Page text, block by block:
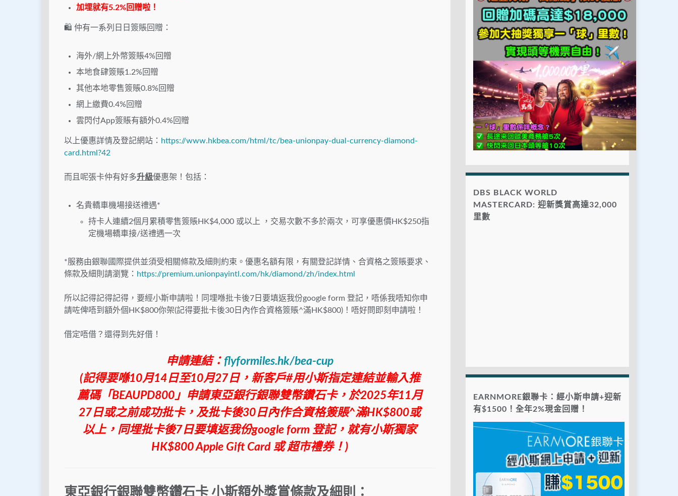
加埋就有5.2%回贈啦！
🛍️ 仲有一系列日日簽賬回贈：
海外/網上外幣簽賬4%回贈
本地食肆簽賬1.2%回贈
其他本地零售簽賬0.8%回贈
網上繳費0.4%回贈
雲閃付App簽賬有額外0.4%回贈
以上優惠詳情及登記網站： https://www.hkbea.com/html/tc/bea-unionpay-dual-currency-diamond-
card.html?42
而且呢張卡仲有好多升級優惠架！包括：
名貴轎車機場接送禮遇*
持卡人連續2個月累積零售簽賬HK$4,000 或以上 ，交易次數不多於兩次，可享優惠價HK$250指
定機場轎車接/送禮遇一次
*服務由銀聯國際提供並須受相關條款及細則約束。優惠名額有限，有關登記詳情、合資格之簽賬要求、
條款及細則請瀏覽： https://premium.unionpayintl.com/hk/diamond/zh/index.html
所以記得記得記得，要經小斯申請啦！同埋喺批卡後7日要填返我份google form 登記，唔係我唔知你申
請咗俾唔到額外個HK$800你架(記得要批卡後30日內作合資格簽賬^滿HK$800)！唔好問即刻申請啦！
借定唔借？還得到先好借！
申請連結： flyformiles.hk/bea-cup
(記得要喺10月14日至10月27日，新客戶#用小斯指定連結並輸入推
薦碼「BEAUPD800」申請東亞銀行銀聯雙幣鑽石卡，於2025年11月
27日或之前成功批卡，及批卡後30日內作合資格簽賬^滿HK$800或
以上，同埋批卡後7日要填返我份google form 登記，就有小斯獨家
HK$800 Apple Gift Card 或 超市禮券！)
東亞銀行銀聯雙幣鑽石卡 小斯額外獎賞條款及細則：
DBS BLACK WORLD
MASTERCARD: 迎新獎賞高達32,000
里數
EARNMORE銀聯卡：經小斯申請+迎新
有$1500！全年2%現金回贈！